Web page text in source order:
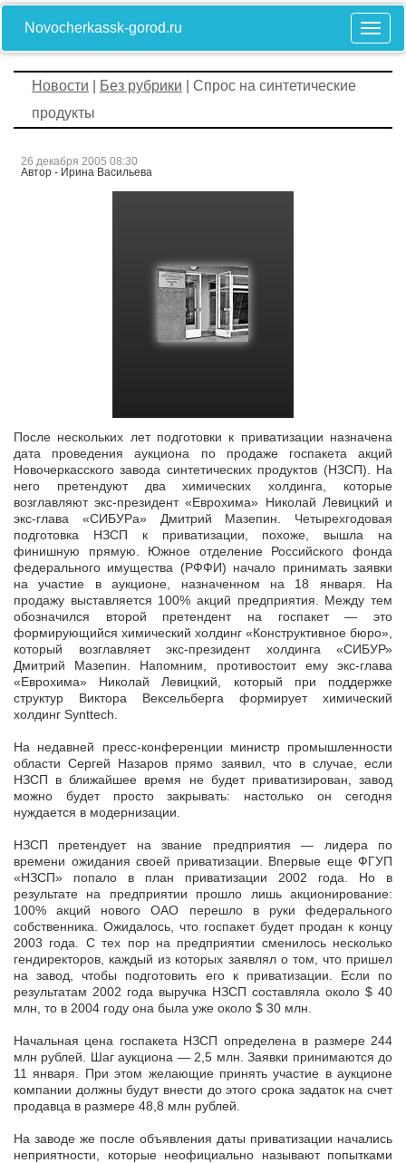
Novocherkassk-gorod.ru
Новости Без рубрики | Спрос на синтетические
продукты
26 декабря 2005 08:30
Автор - Ирина Васильева
После нескольких лет подготовки к приватизации назначена
дата проведения аукциона по продаже госпакета акций
Новочеркасского завода синтетических продуктов (НЗСП). На
него претендуют два химических холдинга, которые
возглавляют экс-президент «Еврохима» Николай Левицкий и
экс-глава «СИБУРа» Дмитрий Мазепин. Четырехгодовая
подготовка НЗСП к приватизации, похоже, вышла на
финишную прямую. Южное отделение Российского фонда
федерального имущества (РФФИ) начало принимать заявки
на участие в аукционе, назначенном на 18 января. На
продажу выставляется 100% акций предприятия. Между тем
обозначился второй претендент на госпакет — это
формирующийся химический холдинг «Конструктивное бюро»,
который возглавляет экс-президент холдинга «СИБУР»
Дмитрий Мазепин. Напомним, противостоит ему экс-глава
«Еврохима» Николай Левицкий, который при поддержке
структур Виктора Вексельберга формирует химический
холдинг Synttech.
На недавней пресс-конференции министр промышленности
области Сергей Назаров прямо заявил, что в случае, если
НЗСП в ближайшее время не будет приватизирован, завод
можно будет просто закрывать: настолько он сегодня
нуждается в модернизации.
НЗСП претендует на звание предприятия — лидера по
времени ожидания своей приватизации. Впервые еще ФГУП
«НЗСП» попало в план приватизации 2002 года. Но в
результате на предприятии прошло лишь акционирование:
100% акций нового ОАО перешло в руки федерального
собственника. Ожидалось, что госпакет будет продан к концу
2003 года. С тех пор на предприятии сменилось несколько
гендиректоров, каждый из которых заявлял о том, что пришел
на завод, чтобы подготовить его к приватизации. Если по
результатам 2002 года выручка НЗСП составляла около $ 40
млн, то в 2004 году она была уже около $ 30 млн.
Начальная цена госпакета НЗСП определена в размере 244
млн рублей. Шаг аукциона — 2,5 млн. Заявки принимаются до
11 января. При этом желающие принять участие в аукционе
компании должны будут внести до этого срока задаток на счет
продавца в размере 48,8 млн рублей.
На заводе же после объявления даты приватизации начались
неприятности, которые неофициально называют попытками